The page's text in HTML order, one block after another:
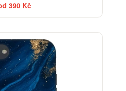
390 Kč